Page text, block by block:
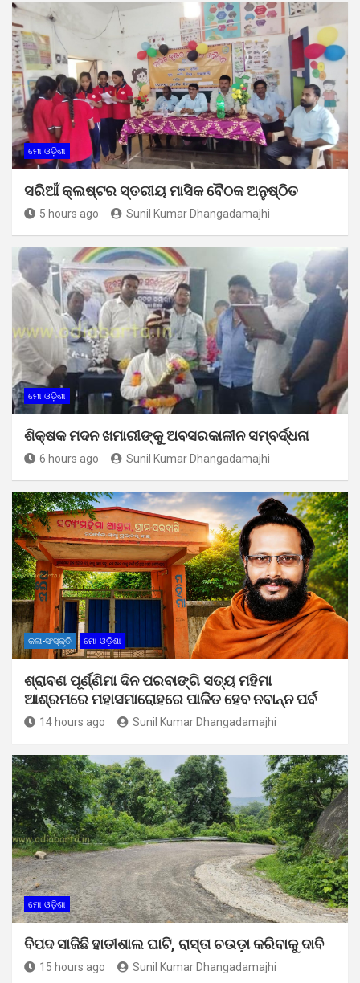
ମୋ ଓଡ଼ିଶା
ସରିଆଁ କ୍ଲଷ୍ଟର ସ୍ତରୀୟ ମାସିକ ବୈଠକ ଅନୁଷ୍ଠିତ
5 hours ago Sunil Kumar Dhangadamajhi
ମୋ ଓଡ଼ିଶା
ଶିକ୍ଷକ ମଦନ ଖମାରୀଙ୍କୁ ଅବସରକାଳୀନ ସମ୍ବର୍ଦ୍ଧନା
6 hours ago Sunil Kumar Dhangadamajhi
କଳା-ସଂସ୍କୃତି ମୋ ଓଡ଼ିଶା
ଶ୍ରାବଣ ପୂର୍ଣ୍ଣିମା ଦିନ ପରବାଙ୍ଗି ସତ୍ୟ ମହିମା
ଆଶ୍ରମରେ ମହାସମାରୋହରେ ପାଳିତ ହେବ ନବାନ୍ନ ପର୍ବ
14 hours ago Sunil Kumar Dhangadamajhi
ମୋ ଓଡ଼ିଶା
ବିପଦ ସାଜିଛି ହାତୀଶାଲ ଘାଟି, ରାସ୍ତା ଚଉଡ଼ା କରିବାକୁ ଦାବି
15 hours ago Sunil Kumar Dhangadamajhi